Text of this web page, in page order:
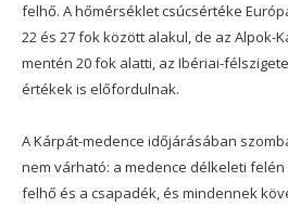
felhő. A hőmérséklet csúcsértéke
22 és 27 fok között alakul, de az Alpok-
mentén 20 fok alatti, az Ibériai-
értékek is előfordulnak.
A Kárpát-medence időjárásában
nem várható: a medence délkeleti
felhő és a csapadék, és mindennek